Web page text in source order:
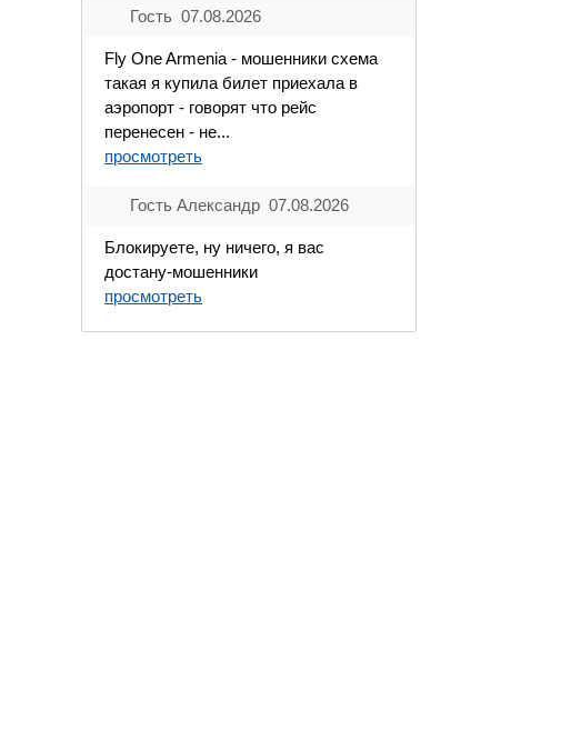
Гость 07.08.2026
Fly One Armenia - мошенники схема
такая я купила билет приехала в
аэропорт - говорят что рейс
перенесен - не...
просмотреть
Гость Александр 07.08.2026
Блокируете, ну ничего, я вас
достану-мошенники
просмотреть